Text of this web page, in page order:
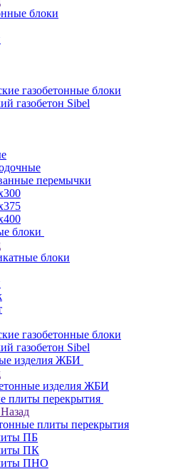
блоки
газобетонные блоки
газобетон Sibel
перемычки
блоки
блоки
газобетонные блоки
газобетон Sibel
изделия ЖБИ
изделия ЖБИ
плиты перекрытия
Назад
плиты перекрытия
ПБ
ПК
ПНО